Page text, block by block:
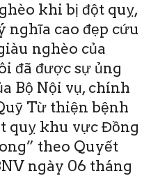
khi bị đột quỵ,
nghĩa cao đẹp cứu
nghèo của
đã được sự ủng
Bộ Nội vụ, chính
Từ thiện bệnh
quỵ khu vực Đồng
theo Quyết
ngày 06 tháng